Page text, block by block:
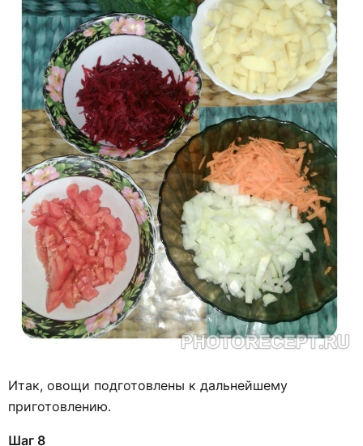
Итак, овощи подготовлены к дальнейшему
приготовлению.
Шаг 8